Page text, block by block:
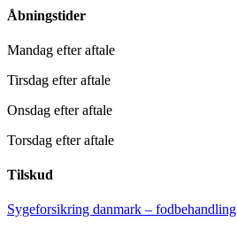
Åbningstider
Mandag efter aftale
Tirsdag efter aftale
Onsdag efter aftale
Torsdag efter aftale
Tilskud
Sygeforsikring danmark – fodbehandling